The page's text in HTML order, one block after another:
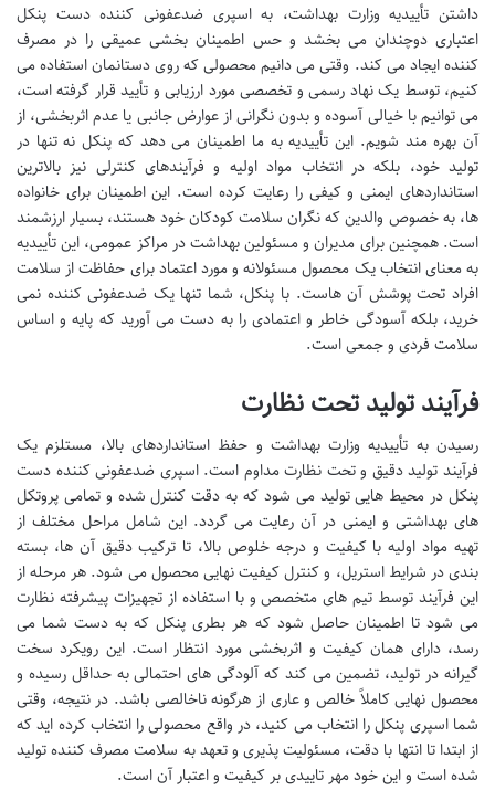
داشتن تأییدیه وزارت بهداشت، به اسپری ضدعفونی کننده دست پنکل
اعتباری دوچندان می بخشد و حس اطمینان بخشی عمیقی را در مصرف
کننده ایجاد می کند. وقتی می دانیم محصولی که روی دستانمان استفاده می
کنیم، توسط یک نهاد رسمی و تخصصی مورد ارزیابی و تأیید قرار گرفته است،
می توانیم با خیالی آسوده و بدون نگرانی از عوارض جانبی یا عدم اثربخشی، از
آن بهره مند شویم. این تأییدیه به ما اطمینان می دهد که پنکل نه تنها در
تولید خود، بلکه در انتخاب مواد اولیه و فرآیندهای کنترلی نیز بالاترین
استانداردهای ایمنی و کیفی را رعایت کرده است. این اطمینان برای خانواده
ها، به خصوص والدین که نگران سلامت کودکان خود هستند، بسیار ارزشمند
است. همچنین برای مدیران و مسئولین بهداشت در مراکز عمومی، این تأییدیه
به معنای انتخاب یک محصول مسئولانه و مورد اعتماد برای حفاظت از سلامت
افراد تحت پوشش آن هاست. با پنکل، شما تنها یک ضدعفونی کننده نمی
خرید، بلکه آسودگی خاطر و اعتمادی را به دست می آورید که پایه و اساس
سلامت فردی و جمعی است.
فرآیند تولید تحت نظارت
رسیدن به تأییدیه وزارت بهداشت و حفظ استانداردهای بالا، مستلزم یک
فرآیند تولید دقیق و تحت نظارت مداوم است. اسپری ضدعفونی کننده دست
پنکل در محیط هایی تولید می شود که به دقت کنترل شده و تمامی پروتکل
های بهداشتی و ایمنی در آن رعایت می گردد. این شامل مراحل مختلف از
تهیه مواد اولیه با کیفیت و درجه خلوص بالا، تا ترکیب دقیق آن ها، بسته
بندی در شرایط استریل، و کنترل کیفیت نهایی محصول می شود. هر مرحله از
این فرآیند توسط تیم های متخصص و با استفاده از تجهیزات پیشرفته نظارت
می شود تا اطمینان حاصل شود که هر بطری پنکل که به دست شما می
رسد، دارای همان کیفیت و اثربخشی مورد انتظار است. این رویکرد سخت
گیرانه در تولید، تضمین می کند که آلودگی های احتمالی به حداقل رسیده و
محصول نهایی کاملاً خالص و عاری از هرگونه ناخالصی باشد. در نتیجه، وقتی
شما اسپری پنکل را انتخاب می کنید، در واقع محصولی را انتخاب کرده اید که
از ابتدا تا انتها با دقت، مسئولیت پذیری و تعهد به سلامت مصرف کننده تولید
شده است و این خود مهر تاییدی بر کیفیت و اعتبار آن است.